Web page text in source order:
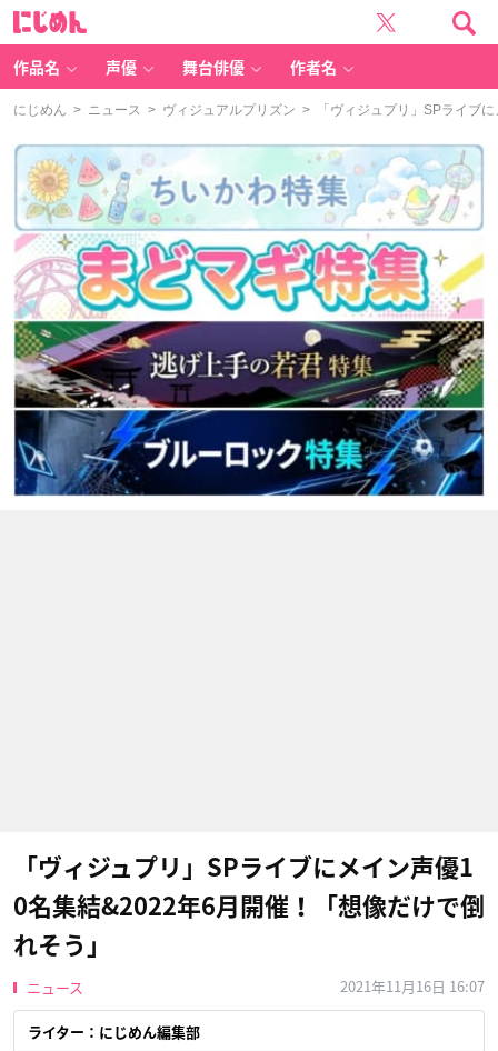
作品名 声優 舞台俳優 作者名
にじめん > ニュース > ヴィジュアルプリズン > 「ヴィジュプリ」SPライブ
「ヴィジュプリ」SPライブにメイン声優1
0名集結&2022年6月開催！「想像だけで倒
れそう」
ニュース 2021年11月16日 16:07
ライター：にじめん編集部